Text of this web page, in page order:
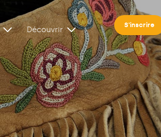
Découvrir S'inscrire